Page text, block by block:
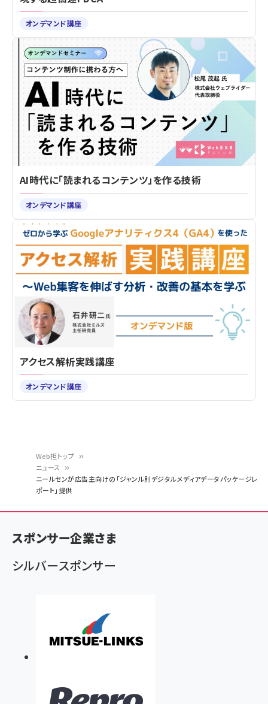
く
ず
Web担トップ
ニュース
ニールセンが広告主向けの「ジャンル別デジタルメディアデータパッケージレ
ポート」提供
オンデマンド講座
AI時代に「読まれるコンテンツ」を作る技術
オンデマンド講座
アクセス解析実践講座
オンデマンド講座
スポンサー企業さま
シルバースポンサー